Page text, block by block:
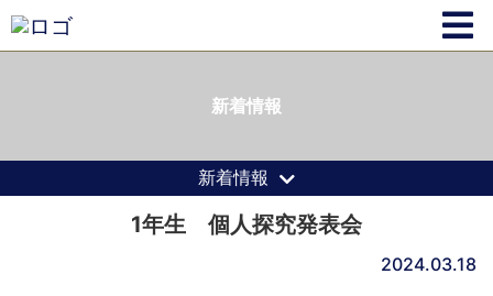
新着情報
新着情報
1年生 個人探究発表会
2024.03.18